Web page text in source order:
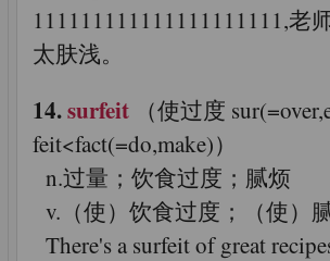
111111111111111111111,老
太肤浅。
14.surfeit （使过度
feit<fact(=do,make)）
n.过量；饮食过度；腻烦
v.（使）饮食过度；（使）
There's a surfeit of great